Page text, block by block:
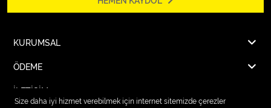
KURUMSAL
ÖDEME
İLETİŞİM
Size daha iyi hizmet verebilmek için internet sitemizde çerezler